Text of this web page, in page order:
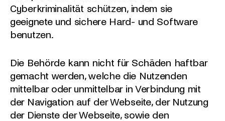
Cyberkriminalität schützen, indem sie
geeignete und sichere Hard- und Software
benutzen.
Die Behörde kann nicht für Schäden haftbar
gemacht werden, welche die Nutzenden
mittelbar oder unmittelbar in Verbindung mit
der Navigation auf der Webseite, der Nutzung
der Dienste der Webseite, sowie den